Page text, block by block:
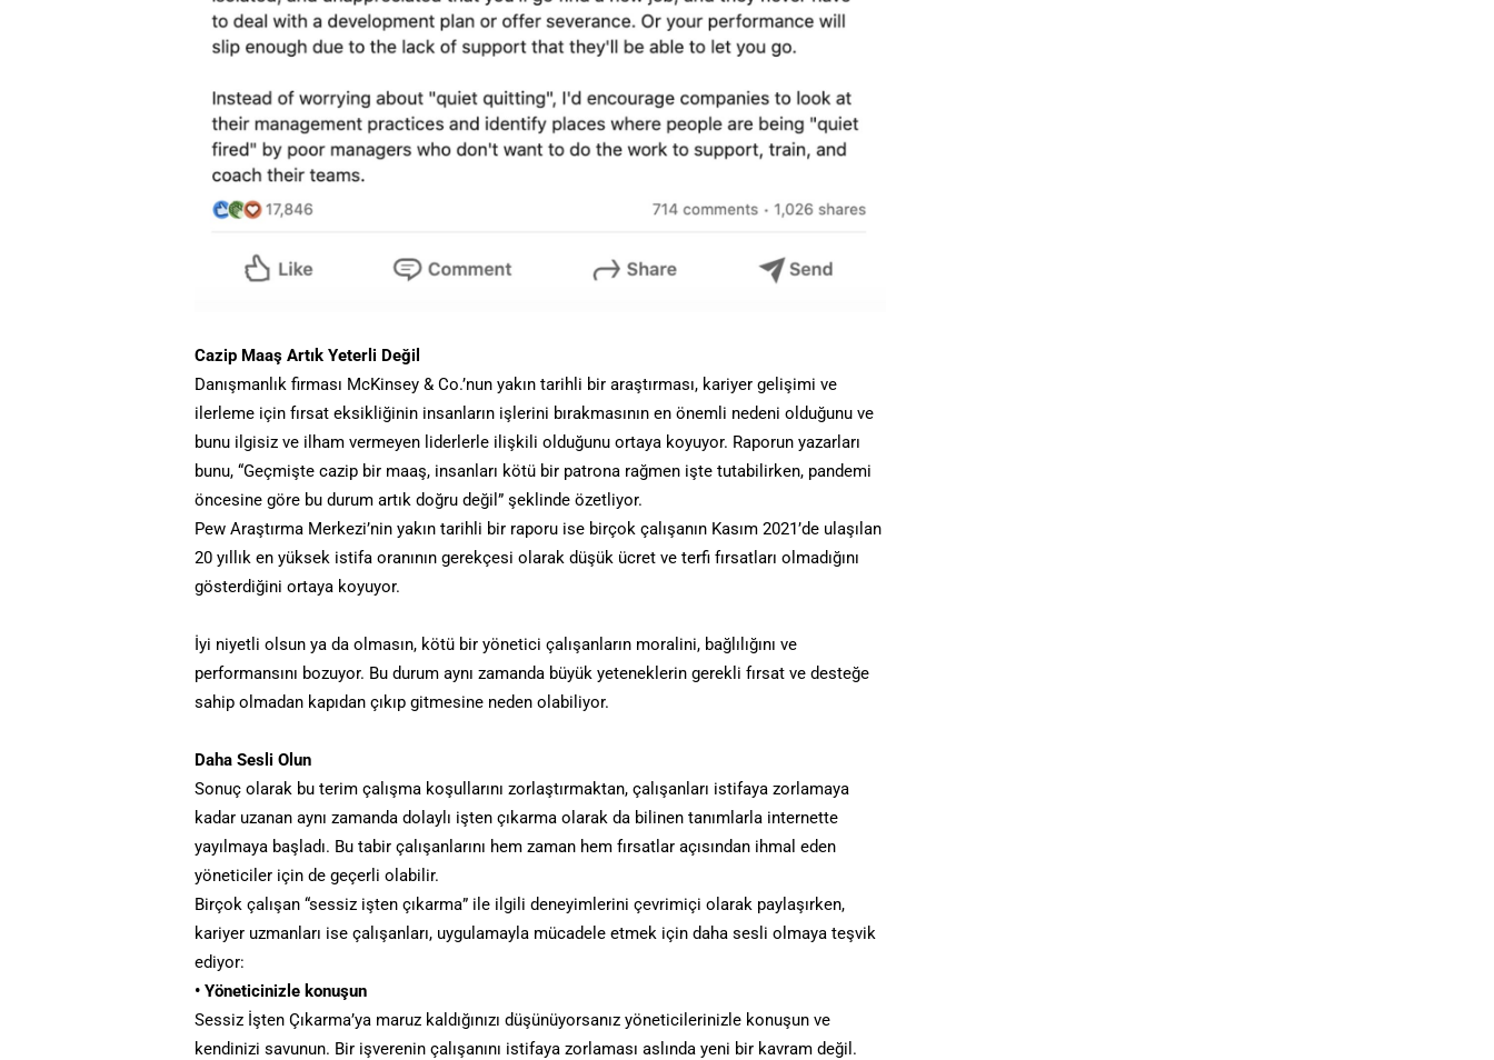
Cazip Maaş Artık Yeterli Değil
Danışmanlık firması McKinsey & Co.’nun yakın tarihli bir araştırması, kariyer gelişimi ve
ilerleme için fırsat eksikliğinin insanların işlerini bırakmasının en önemli nedeni olduğunu ve
bunu ilgisiz ve ilham vermeyen liderlerle ilişkili olduğunu ortaya koyuyor. Raporun yazarları
bunu, “Geçmişte cazip bir maaş, insanları kötü bir patrona rağmen işte tutabilirken, pandemi
öncesine göre bu durum artık doğru değil” şeklinde özetliyor.
Pew Araştırma Merkezi’nin yakın tarihli bir raporu ise birçok çalışanın Kasım 2021’de ulaşılan
20 yıllık en yüksek istifa oranının gerekçesi olarak düşük ücret ve terfi fırsatları olmadığını
gösterdiğini ortaya koyuyor.
İyi niyetli olsun ya da olmasın, kötü bir yönetici çalışanların moralini, bağlılığını ve
performansını bozuyor. Bu durum aynı zamanda büyük yeteneklerin gerekli fırsat ve desteğe
sahip olmadan kapıdan çıkıp gitmesine neden olabiliyor.
Daha Sesli Olun
Sonuç olarak bu terim çalışma koşullarını zorlaştırmaktan, çalışanları istifaya zorlamaya
kadar uzanan aynı zamanda dolaylı işten çıkarma olarak da bilinen tanımlarla internette
yayılmaya başladı. Bu tabir çalışanlarını hem zaman hem fırsatlar açısından ihmal eden
yöneticiler için de geçerli olabilir.
Birçok çalışan “sessiz işten çıkarma” ile ilgili deneyimlerini çevrimiçi olarak paylaşırken,
kariyer uzmanları ise çalışanları, uygulamayla mücadele etmek için daha sesli olmaya teşvik
ediyor:
• Yöneticinizle konuşun
Sessiz İşten Çıkarma’ya maruz kaldığınızı düşünüyorsanız yöneticilerinizle konuşun ve
kendinizi savunun. Bir işverenin çalışanını istifaya zorlaması aslında yeni bir kavram değil.